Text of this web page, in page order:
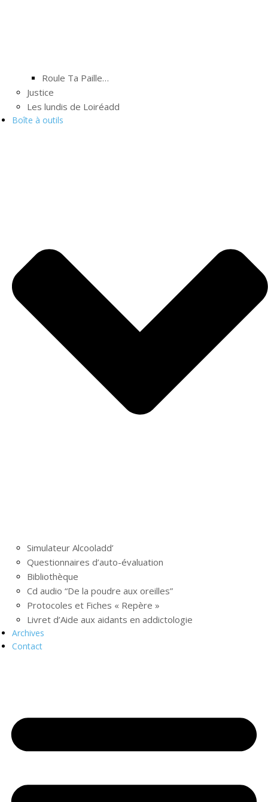
Roule Ta Paille…
Justice
Les lundis de Loiréadd
Boîte à outils
Simulateur Alcooladd’
Questionnaires d’auto-évaluation
Bibliothèque
Cd audio “De la poudre aux oreilles”
Protocoles et Fiches « Repère »
Livret d’Aide aux aidants en addictologie
Archives
Contact